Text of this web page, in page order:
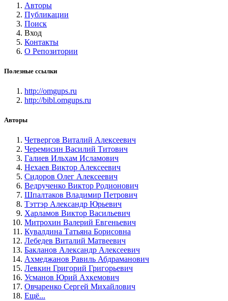
Авторы
Публикации
Поиск
Вход
Контакты
О Репозитории
Полезные ссылки
http://omgups.ru
http://bibl.omgups.ru
Авторы
Четвергов Виталий Алексеевич
Черемисин Василий Титович
Галиев Ильхам Исламович
Нехаев Виктор Алексеевич
Сидоров Олег Алексеевич
Ведрученко Виктор Родионович
Шпалтаков Владимир Петрович
Тэттэр Александр Юрьевич
Харламов Виктор Васильевич
Митрохин Валерий Евгеньевич
Кувалдина Татьяна Борисовна
Лебедев Виталий Матвеевич
Бакланов Александр Алексеевич
Ахмеджанов Равиль Абдраманович
Левкин Григорий Григорьевич
Усманов Юрий Ахкемович
Овчаренко Сергей Михайлович
Ещё...